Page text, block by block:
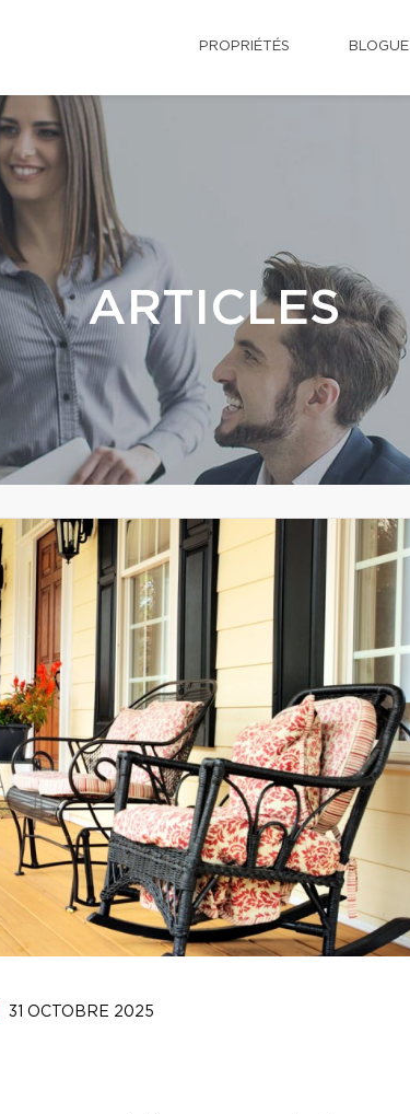
PROPRIÉTÉS BLOGUE
ARTICLES
31 OCTOBRE 2025